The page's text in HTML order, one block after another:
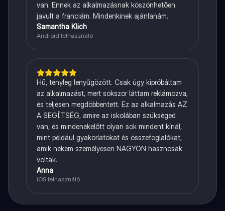
van. Ennek az alkalmazásnak köszönhetően
javult a franciám. Mindenkinek ajánlanám.
Samantha Klich
Android felhasználó
Hű, tényleg lenyűgözött. Csak úgy kipróbáltam
az alkalmazást, mert sokszor láttam reklámozva,
és teljesen megdöbbentett. Ez az alkalmazás AZ
A SEGÍTSÉG, amire az iskolában szükséged
van, és mindenekelőtt olyan sok mindent kínál,
mint például gyakorlatokat és összefoglalókat,
amik nekem személyesen NAGYON hasznosak
voltak.
Anna
iOS felhasználó